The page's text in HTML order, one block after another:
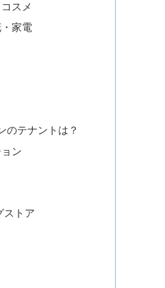
スメ
家電
のテナントは？
ン
ストア